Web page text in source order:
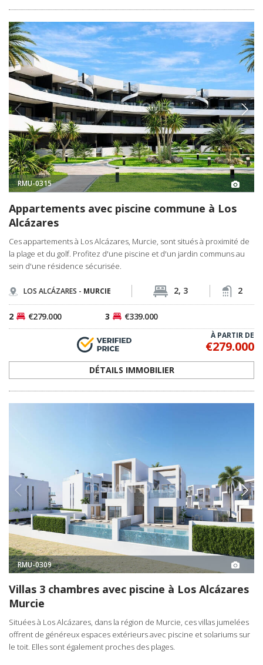
RMU-0315
Appartements avec piscine commune à Los
Alcázares
Ces appartements à Los Alcázares, Murcie, sont situés à proximité de
la plage et du golf. Profitez d'une piscine et d'un jardin communs au
sein d'une résidence sécurisée.
LOS ALCÁZARES - MURCIE 2, 3 2
2 €279.000 3 €339.000
À PARTIR DE
€279.000
DÉTAILS IMMOBILIER
RMU-0309
Villas 3 chambres avec piscine à Los Alcázares
Murcie
Situées à Los Alcázares, dans la région de Murcie, ces villas jumelées
offrent de généreux espaces extérieurs avec piscine et solariums sur
le toit. Elles sont également proches des plages.